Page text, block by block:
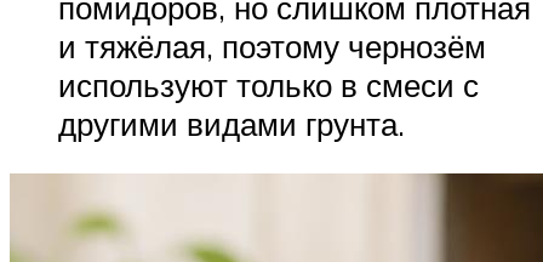
и тяжёлая, поэтому чернозём
используют только в смеси с
другими видами грунта.